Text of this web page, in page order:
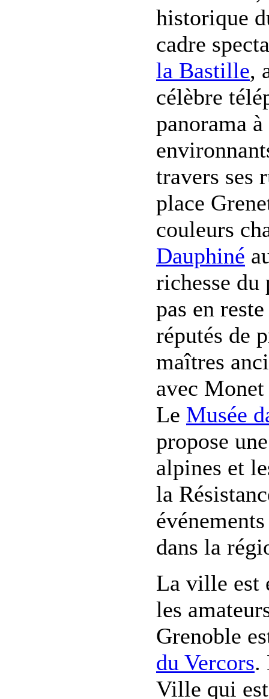
historique
cadre
la Bastille,
célèbre
panorama
travers ses
place
couleurs
Dauphiné
richesse du
pas en
réputés de
maîtres
avec
Le Musée
propose
alpines et
la
dans la
La ville est
les
Grenoble
du Vercors.
Ville qui